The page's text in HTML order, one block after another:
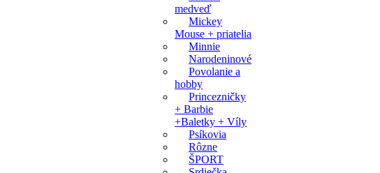
medveď
Mickey
Mouse + priatelia
Minnie
Narodeninové
Povolanie a
hobby
Princezničky
+ Barbie
+Baletky + Víly
Psíkovia
Rôzne
ŠPORT